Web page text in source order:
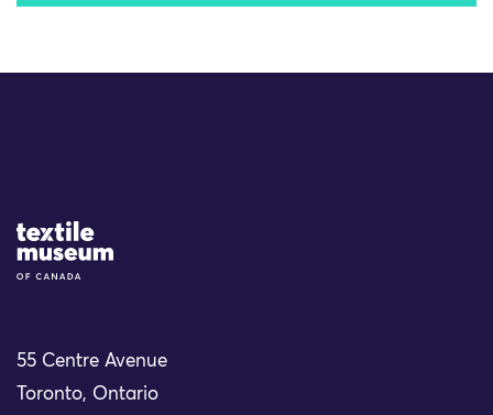
Site Logo
55 Centre Avenue
Toronto, Ontario